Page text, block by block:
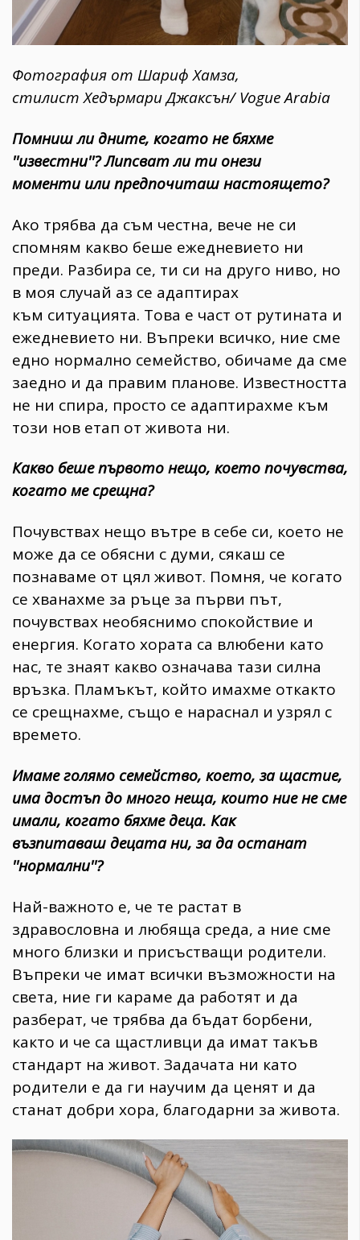
Фотография от Шариф Хамза,
стилист Хедърмари Джаксън/ Vogue Arabia
Помниш ли дните, когато не бяхме
''известни''? Липсват ли ти онези
моменти или предпочиташ настоящето?
Ако трябва да съм честна, вече не си
спомням какво беше ежедневието ни
преди. Разбира се, ти си на друго ниво, но
в моя случай аз се адаптирах
към ситуацията. Това е част от рутината и
ежедневието ни. Въпреки всичко, ние сме
едно нормално семейство, обичаме да сме
заедно и да правим планове. Известността
не ни спира, просто се адаптирахме към
този нов етап от живота ни.
Какво беше първото нещо, което почувства,
когато ме срещна?
Почувствах нещо вътре в себе си, което не
може да се обясни с думи, сякаш се
познаваме от цял живот. Помня, че когато
се хванахме за ръце за първи път,
почувствах необяснимо спокойствие и
енергия. Когато хората са влюбени като
нас, те знаят какво означава тази силна
връзка. Пламъкът, който имахме откакто
се срещнахме, също е нараснал и узрял с
времето.
Имаме голямо семейство, което, за щастие,
има достъп до много неща, които ние не сме
имали, когато бяхме деца. Как
възпитаваш децата ни, за да останат
''нормални''?
Най-важното е, че те растат в
здравословна и любяща среда, а ние сме
много близки и присъстващи родители.
Въпреки че имат всички възможности на
света, ние ги караме да работят и да
разберат, че трябва да бъдат борбени,
както и че са щастливци да имат такъв
стандарт на живот. Задачата ни като
родители е да ги научим да ценят и да
станат добри хора, благодарни за живота.